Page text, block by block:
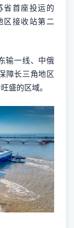
省首座投运的
区接收站第二
一线、中俄
障长三角地区
盛的区域。